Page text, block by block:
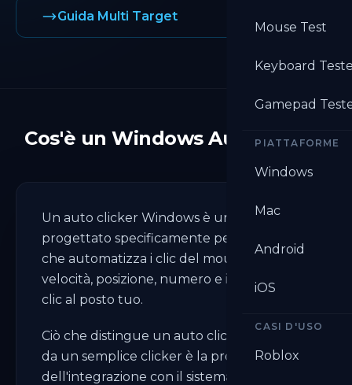
Mouse Test
Keyboard
Gamepad
PIATTAFORME
Windows
Mac
Android
iOS
CASI D'USO
Roblox
Guida Multi Target
Cos'è un Windows Auto Clicker
Un auto clicker Windows è un software
progettato specificamente per Windows
che automatizza i clic del mouse. Imposti
velocità, posizione, numero e intervallo. Fa
clic al posto tuo.
Ciò che distingue un auto clicker Windows
da un semplice clicker è la profondità
dell'integrazione con il sistema. Gira